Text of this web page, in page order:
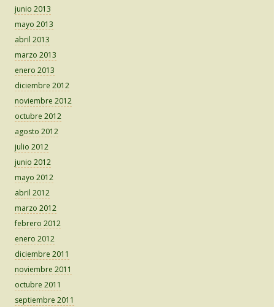
junio 2013
mayo 2013
abril 2013
marzo 2013
enero 2013
diciembre 2012
noviembre 2012
octubre 2012
agosto 2012
julio 2012
junio 2012
mayo 2012
abril 2012
marzo 2012
febrero 2012
enero 2012
diciembre 2011
noviembre 2011
octubre 2011
septiembre 2011